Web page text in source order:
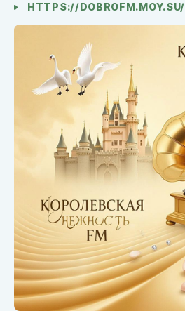
HTTPS://DOBROFM.MOY.SU/